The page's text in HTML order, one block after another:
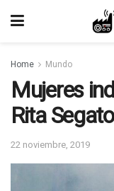
Home Mundo
Mujeres
Rita Segato
22 noviembre, 2019